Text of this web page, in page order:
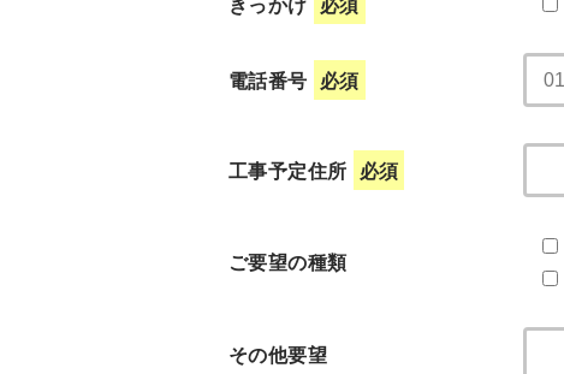
電話番号 必須
工事予定住所 必須
ご要望の種類
その他要望